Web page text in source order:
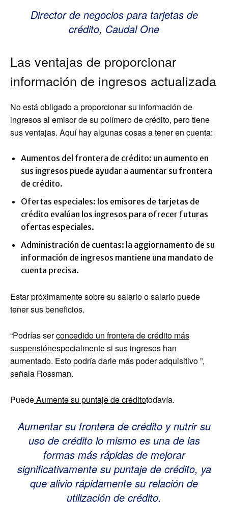
Director de negocios para tarjetas de
crédito, Caudal One
Las ventajas de proporcionar
información de ingresos actualizada
No está obligado a proporcionar su información de
ingresos al emisor de su polímero de crédito, pero tiene
sus ventajas. Aquí hay algunas cosas a tener en cuenta:
Aumentos del frontera de crédito: un aumento en
sus ingresos puede ayudar a aumentar su frontera
de crédito.
Ofertas especiales: los emisores de tarjetas de
crédito evalúan los ingresos para ofrecer futuras
ofertas especiales.
Administración de cuentas: la aggiornamento de su
información de ingresos mantiene una mandato de
cuenta precisa.
Estar próximamente sobre su salario o salario puede
tener sus beneficios.
“Podrías serconcedido un frontera de crédito más
suspensiónespecialmente si sus ingresos han
aumentado. Esto podría darle más poder adquisitivo ”,
señala Rossman.
PuedeAumente su puntaje de créditotodavía.
Aumentar su frontera de crédito y nutrir su
uso de crédito lo mismo es una de las
formas más rápidas de mejorar
significativamente su puntaje de crédito, ya
que alivio rápidamente su relación de
utilización de crédito.